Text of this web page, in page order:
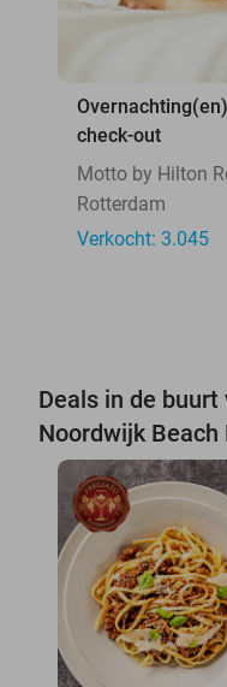
check-out
Motto by Hilton
Rotterdam
Verkocht: 3.045
Deals in de
Noordwijk Beach